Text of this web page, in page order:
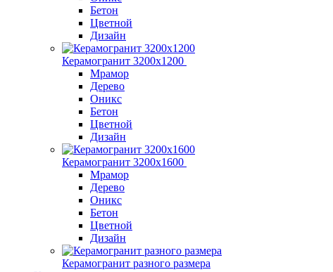
Бетон
Цветной
Дизайн
Керамогранит 3200х1200
Мрамор
Дерево
Оникс
Бетон
Цветной
Дизайн
Керамогранит 3200х1600
Мрамор
Дерево
Оникс
Бетон
Цветной
Дизайн
Керамогранит разного размера